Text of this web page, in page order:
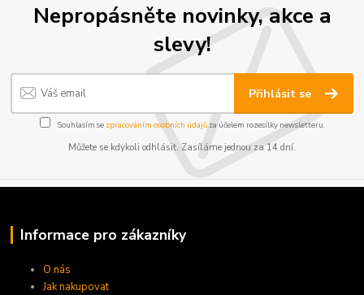
Nepropásněte novinky, akce a
slevy!
Přihlásit se
Souhlasím se zpracováním osobních údajůza účelem rozesílky newsletteru.
Můžete se kdykoli odhlásit. Zasíláme jednou za 14 dní.
Informace pro zákazníky
O nás
Jak nakupovat